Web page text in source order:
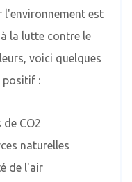
l'environnement est
la lutte contre le
voici quelques
positif :
CO2
naturelles
de l'air